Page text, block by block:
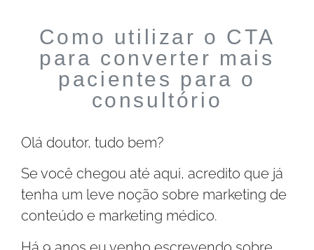
Como utilizar o CTA
para converter mais
pacientes para o
consultório
Olá doutor, tudo bem?
Se você chegou até aqui, acredito que já
tenha um leve noção sobre marketing de
conteúdo e marketing médico.